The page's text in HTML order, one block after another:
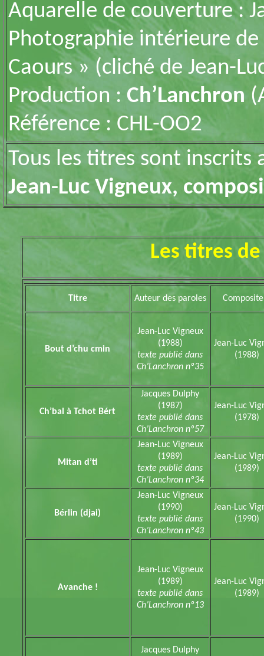
Aquarelle de couverture :
Photographie intérieure de
Caours » (cliché de Jean-
Production : Ch’Lanchron
Référence : CHL-OO2
Tous les titres sont
Jean-Luc Vigneux,
Les titres
Titre Auteur des paroles
Bout d’chu cmin
Jean-Luc Vigneux
(1988)
texte publié dans
Ch’Lanchron nº35
Jean-Luc
(1988)
Ch’bal à Tchot Bért
Jacques Dulphy
(1987)
texte publié dans
Ch’Lanchron nº57
Jean-Luc
(1978)
Mitan d’ti
Jean-Luc Vigneux
(1989)
texte publié dans
Ch’Lanchron nº34
Jean-Luc
(1989)
Bérlin (djai)
Jean-Luc Vigneux
(1990)
texte publié dans
Ch’Lanchron nº43
Jean-Luc
(1990)
Avanche !
Jean-Luc Vigneux
(1989)
texte publié dans
Ch’Lanchron nº13
Jean-Luc
(1989)
Jacques Dulphy